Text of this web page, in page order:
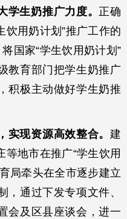
学生奶推广力度。 正确
饮用奶计划”推广工作的
国家“学生饮用奶计划”
教育部门把学生奶推广
积极主动做好学生奶推
实现资源高效整合。 建
地市在推广“学生饮用
局牵头在全市逐步建立
，通过下发专项文件、
会及区县座谈会，进一